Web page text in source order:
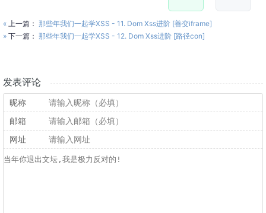
« 上一篇： 那些年我们一起学XSS - 11. Dom Xss进阶 [善变iframe]
» 下一篇： 那些年我们一起学XSS - 12. Dom Xss进阶 [路径con]
发表评论
昵称
邮箱
网址